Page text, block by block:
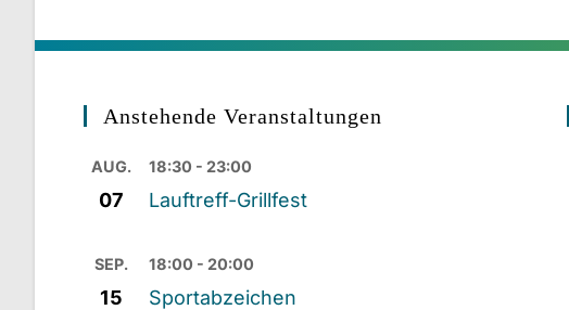
Anstehende Veranstaltungen
AUG.
07
18:30 - 23:00
Lauftreff-Grillfest
SEP.
15
18:00 - 20:00
Sportabzeichen